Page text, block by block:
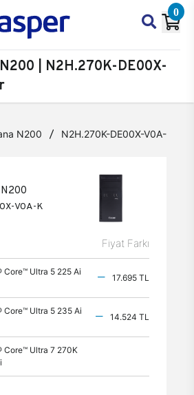
0
| N2H.270K-DE00X-
N200 N2H.270K-DE00X-V0A-K
V0A-K
Fiyat Farkı
Core™ Ultra 5 225 Ai
17.695 TL
Core™ Ultra 5 235 Ai
14.524 TL
Core™ Ultra 7 270K